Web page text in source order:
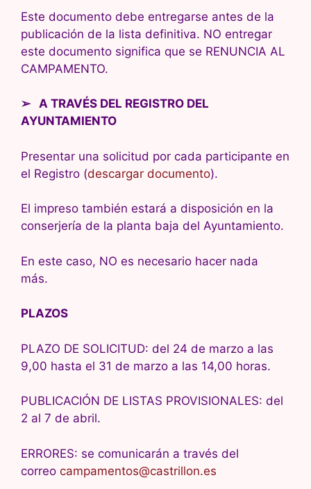
Este documento debe entregarse antes de la
publicación de la lista definitiva. NO entregar
este documento significa que se RENUNCIA AL
CAMPAMENTO.
➢ A TRAVÉS DEL REGISTRO DEL
AYUNTAMIENTO
Presentar una solicitud por cada participante en
el Registro (descargar documento).
El impreso también estará a disposición en la
conserjería de la planta baja del Ayuntamiento.
En este caso, NO es necesario hacer nada
más.
PLAZOS
PLAZO DE SOLICITUD: del 24 de marzo a las
9,00 hasta el 31 de marzo a las 14,00 horas.
PUBLICACIÓN DE LISTAS PROVISIONALES: del
2 al 7 de abril.
ERRORES: se comunicarán a través del
correo campamentos@castrillon.es